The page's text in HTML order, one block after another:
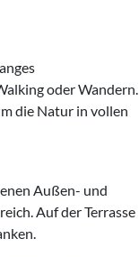
oder Wandern.
die Natur in vollen
Außen- und
Auf der Terrasse